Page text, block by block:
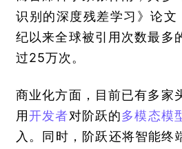
识别的深度残差学习》论
纪以来全球被引用次数最多
过25万次。
商业化方面，目前已有多家
用开发者对阶跃的多模态模
入。同时，阶跃还将智能终